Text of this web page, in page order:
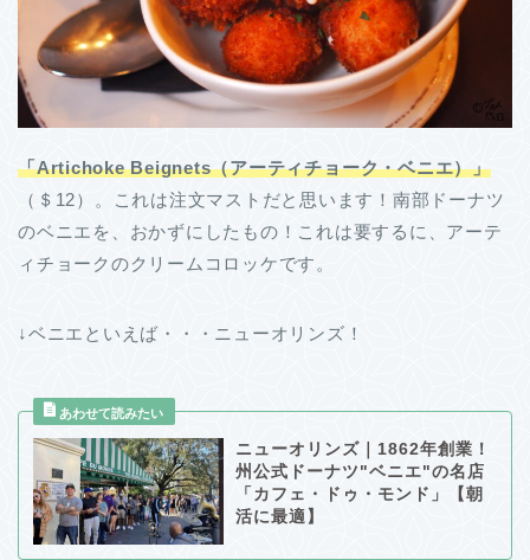
「Artichoke Beignets（アーティチョーク・ベニエ）」
（＄12）。これは注文マストだと思います！南部ドーナツ
のベニエを、おかずにしたもの！これは要するに、アーテ
ィチョークのクリームコロッケです。
↓ベニエといえば・・・ニューオリンズ！
ニューオリンズ｜1862年創業！
州公式ドーナツ"ベニエ"の名店
「カフェ・ドゥ・モンド」【朝
活に最適】